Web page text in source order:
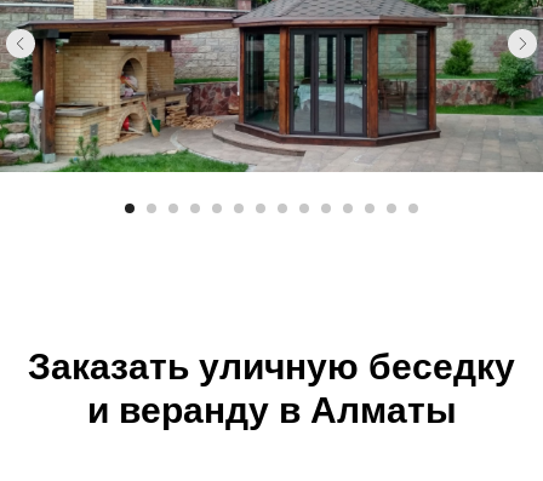
Заказать уличную беседку
и веранду в Алматы